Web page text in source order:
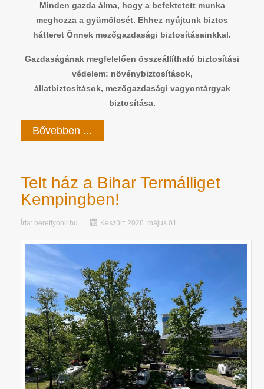
Minden gazda álma, hogy a befektetett munka
meghozza a gyümölcsét. Ehhez nyújtunk biztos
hátteret Önnek mezőgazdasági biztosításainkkal.
Gazdaságának megfelelően összeállítható biztosítási
védelem: növénybiztosítások,
állatbiztosítások, mezőgazdasági vagyontárgyak
biztosítása.
Bővebben ...
Telt ház a Bihar Termálliget
Kempingben!
Írta: berettyohir.hu Készült: 2026. május 01.